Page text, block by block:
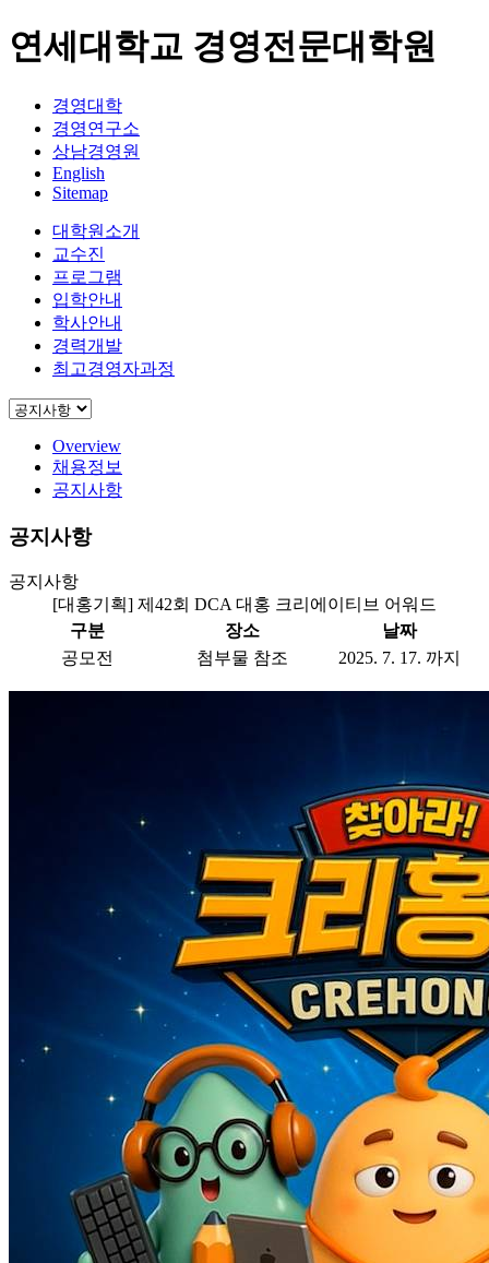
연세대학교 경영전문대학원
경영대학
경영연구소
상남경영원
English
Sitemap
대학원소개
교수진
프로그램
입학안내
학사안내
경력개발
최고경영자과정
Overview
채용정보
공지사항
공지사항
공지사항
[대홍기획] 제42회 DCA 대홍 크리에이티브 어워드
구분
장소
날짜
공모전
첨부물 참조 2025. 7. 17. 까지